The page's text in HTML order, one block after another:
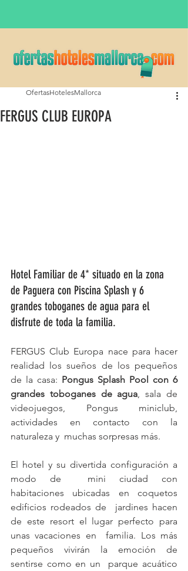
FERGUS CLUB EUROPA
OfertasHotelesMallorca
Hotel Familiar de 4* situado en la zona
de Paguera con Piscina Splash y 6
grandes toboganes de agua para el
disfrute de toda la familia.
FERGUS Club Europa nace para hacer
realidad los sueños de los pequeños
de la casa: Pongus Splash Pool con 6
grandes toboganes de agua, sala de
videojuegos, Pongus miniclub,
actividades en contacto con la
naturaleza y  muchas sorpresas más.
El hotel y su divertida configuración a
modo de  mini ciudad con
habitaciones ubicadas en coquetos
edificios rodeados de  jardines hacen
de este resort el lugar perfecto para
unas vacaciones en  familia. Los más
pequeños vivirán la emoción de
sentirse como en un  parque acuático